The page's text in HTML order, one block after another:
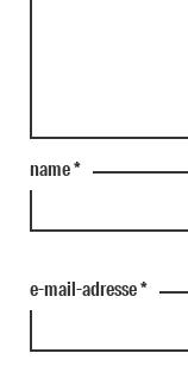
name*
e-mail-adresse*